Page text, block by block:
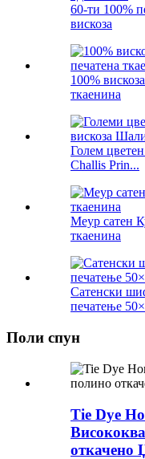
60-ти 100%
вискоза
100%
ткаенина
Голем
Challis Prin...
Меур сатен
ткаенина
Сатенски
печатење
Поли спун
Tie Dye
откачено